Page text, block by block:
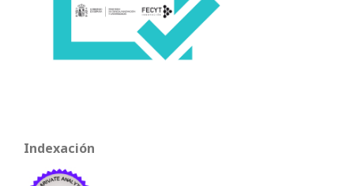
Indexación